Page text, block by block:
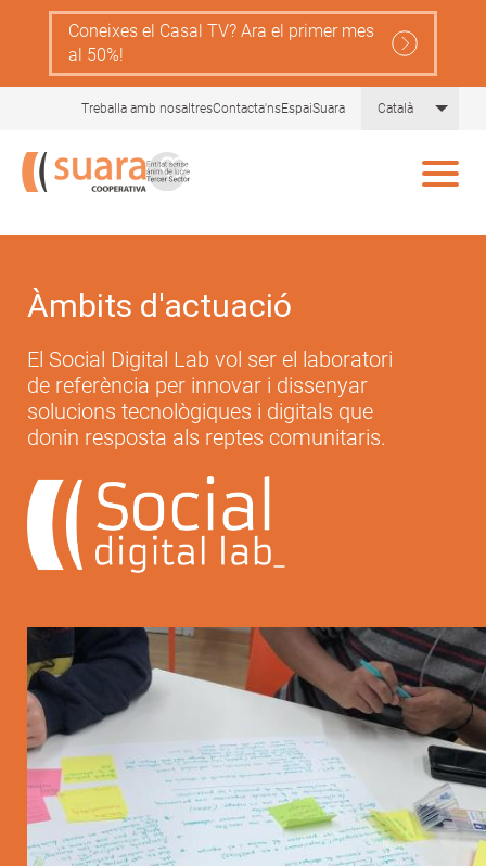
content
Coneixes el Casal TV? Ara el primer mes
al 50%!
Treballa amb nosaltresContacta'nsEspaiSuara Català List
Àmbits d'actuació
El Social Digital Lab vol ser el laboratori
de referència per innovar i dissenyar
solucions tecnològiques i digitals que
donin resposta als reptes comunitaris.